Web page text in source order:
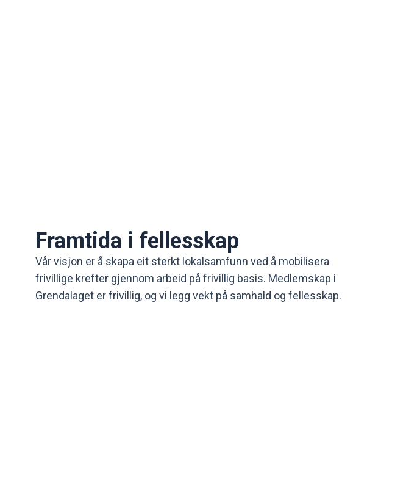
Framtida i fellesskap
Vår visjon er å skapa eit sterkt lokalsamfunn ved å mobilisera
frivillige krefter gjennom arbeid på frivillig basis. Medlemskap i
Grendalaget er frivillig, og vi legg vekt på samhald og fellesskap.